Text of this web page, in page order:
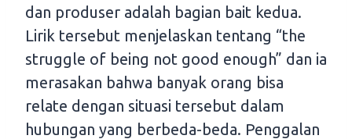
dan produser adalah bagian bait kedua.
Lirik tersebut menjelaskan tentang “the
struggle of being not good enough” dan ia
merasakan bahwa banyak orang bisa
relate dengan situasi tersebut dalam
hubungan yang berbeda-beda. Penggalan